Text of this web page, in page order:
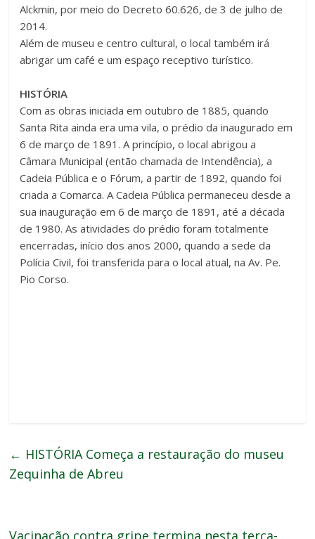
Alckmin, por meio do Decreto 60.626, de 3 de julho de
2014.
Além de museu e centro cultural, o local também irá
abrigar um café e um espaço receptivo turístico.
HISTÓRIA
Com as obras iniciada em outubro de 1885, quando
Santa Rita ainda era uma vila, o prédio da inaugurado em
6 de março de 1891. A princípio, o local abrigou a
Câmara Municipal (então chamada de Intendência), a
Cadeia Pública e o Fórum, a partir de 1892, quando foi
criada a Comarca. A Cadeia Pública permaneceu desde a
sua inauguração em 6 de março de 1891, até a década
de 1980. As atividades do prédio foram totalmente
encerradas, início dos anos 2000, quando a sede da
Polícia Civil, foi transferida para o local atual, na Av. Pe.
Pio Corso.
← HISTÓRIA Começa a restauração do museu
Zequinha de Abreu
Vacinação contra gripe termina nesta terça-